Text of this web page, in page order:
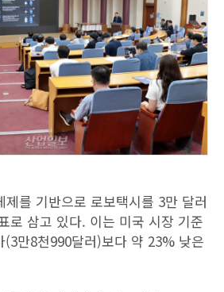
제를 기반으로 로보택시를 3만 달러
로 삼고 있다. 이는 미국 시장 기준
(3만8천990달러)보다 약 23% 낮은